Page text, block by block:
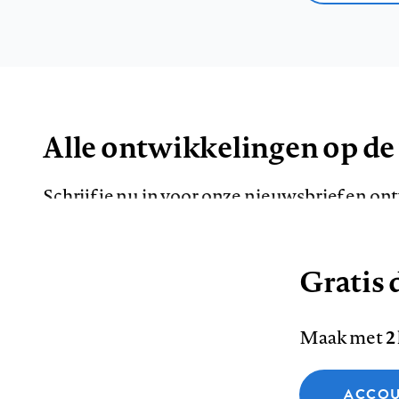
Alle ontwikkelingen op de
Schrijf je nu in voor onze nieuwsbrief en
Functionele cookies
Gratis
Maak met